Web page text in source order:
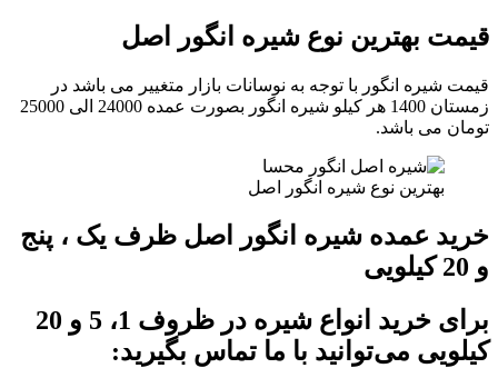
قیمت بهترین نوع شیره انگور اصل
قیمت شیره انگور با توجه به نوسانات بازار متغییر می باشد در
زمستان 1400 هر کیلو شیره انگور بصورت عمده 24000 الی 25000
تومان می باشد.
بهترین نوع شیره انگور اصل
خرید عمده شیره انگور اصل ظرف یک ، پنج
و 20 کیلویی
برای خرید انواع شیره در ظروف 1، 5 و 20
کیلویی می‌توانید با ما تماس بگیرید: